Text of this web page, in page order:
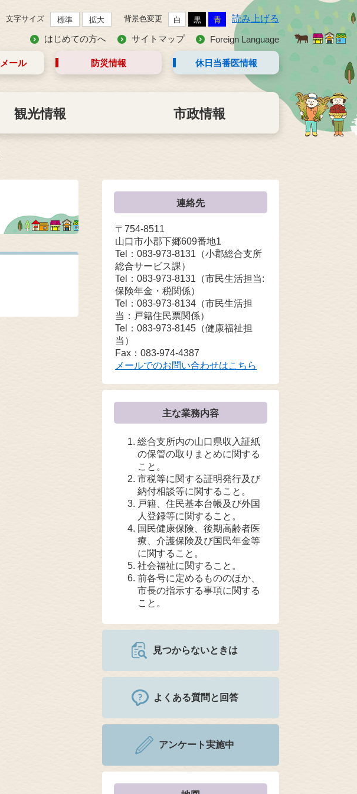
文字サイズ 標準 拡大 背景色変更 白 黒 青 読み上げる
はじめての方へ サイトマップ Foreign Language
メール 防災情報 休日当番医情報
観光情報 市政情報
連絡先
〒754-8511
山口市小郡下郷609番地1
Tel：083-973-8131 （小郡総合支所
総合サービス課）
Tel：083-973-8131 （市民生活担当:
保険年金・税関係）
Tel：083-973-8134 （市民生活担
当：戸籍住民票関係）
Tel：083-973-8145 （健康福祉担
当）
Fax：083-974-4387
メールでのお問い合わせはこちら
主な業務内容
総合支所内の山口県収入証紙
の保管の取りまとめに関する
こと。
市税等に関する証明発行及び
納付相談等に関すること。
戸籍、住民基本台帳及び外国
人登録等に関すること。
国民健康保険、後期高齢者医
療、介護保険及び国民年金等
に関すること。
社会福祉に関すること。
前各号に定めるもののほか、
市長の指示する事項に関する
こと。
見つからないときは
よくある質問と回答
アンケート実施中